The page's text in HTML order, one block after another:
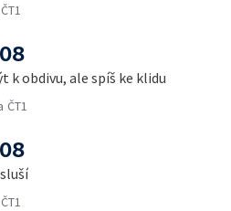
k obdivu, ale spíš ke klidu
ČT1